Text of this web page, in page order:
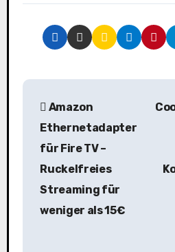
B
Amazon
Ethernetadapter
für Fire TV –
Ruckelfreies
Streaming für
weniger als 15€